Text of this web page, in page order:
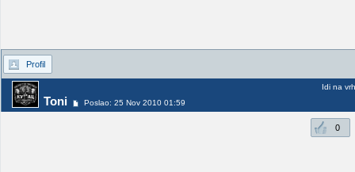
Profil
Toni Poslao: 25 Nov 2010 01:59
Idi na vrh
0